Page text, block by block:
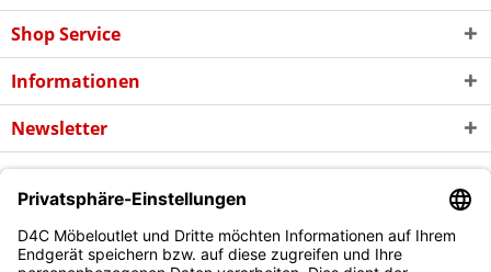
Shop Service
Informationen
Newsletter
* Alle Preise inkl. gesetzl. Mehrwertsteuer zzgl. evtl.
und
ggf. Nachnahmegebühren, wenn nicht anders beschrieben
Copyright © d4c Möbel Outlet - Alle Rechte vorbehalten